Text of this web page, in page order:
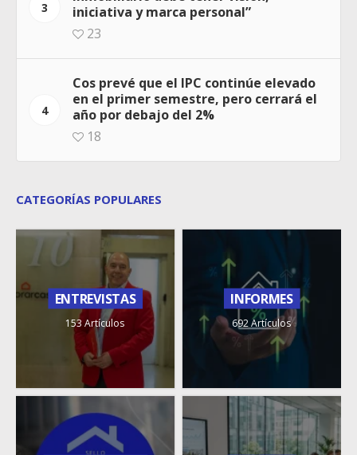
3
iniciativa y marca personal”
23
4
Cos prevé que el IPC continúe elevado
en el primer semestre, pero cerrará el
año por debajo del 2%
18
CATEGORÍAS POPULARES
ENTREVISTAS
153 Artículos
INFORMES
692 Artículos